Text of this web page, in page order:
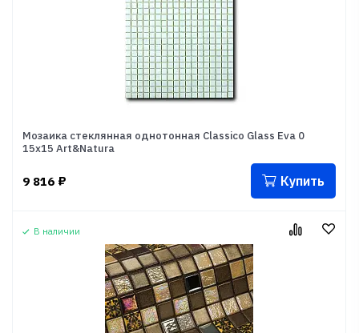
Мозаика стеклянная однотонная Classico Glass Eva 0
15x15 Art&Natura
9 816 ₽ Купить
В наличии